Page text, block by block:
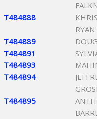
T484888
T484889
T484891
T484893
T484894
T484895